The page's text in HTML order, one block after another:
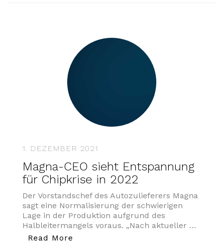
1. DEZEMBER 2021
Magna-CEO sieht Entspannung
für Chipkrise in 2022
Der Vorstandschef des Autozulieferers Magna
sagt eine Normalisierung der schwierigen
Lage in der Produktion aufgrund des
Halbleitermangels voraus. „Nach aktueller …
Read More